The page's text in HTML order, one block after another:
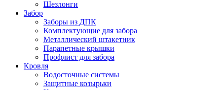
Шезлонги
Забор
Заборы из ДПК
Комплектующие для забора
Металлический штакетник
Парапетные крышки
Профлист для забора
Кровля
Водосточные системы
Защитные козырьки